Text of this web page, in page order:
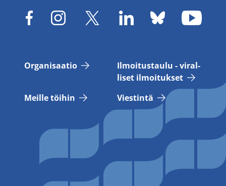
Or­ga­ni­saa­tio
Il­moi­tus­tau­lu - vi­ral­
li­set il­moi­tuk­set
Meil­le töi­hin
Vies­tin­tä